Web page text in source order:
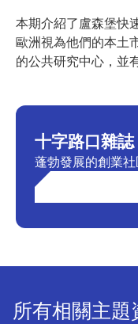
本期介紹了盧森堡快
歐洲視為他們的本土
的公共研究中心，並
十字路口雜
蓬勃發展的創業社
所有相關主題